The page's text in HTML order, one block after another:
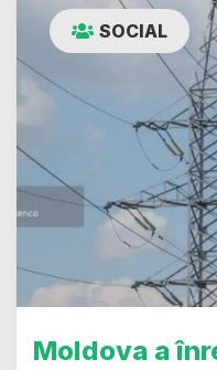
SOCIAL
Moldova a